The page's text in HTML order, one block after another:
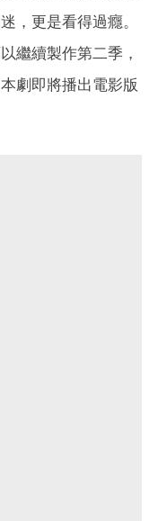
，更是看得過癮。
繼續製作第二季，
劇即將播出電影版